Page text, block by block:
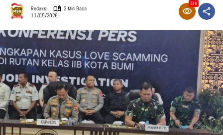
Redaksi
2 Min Baca
11/05/2026
248